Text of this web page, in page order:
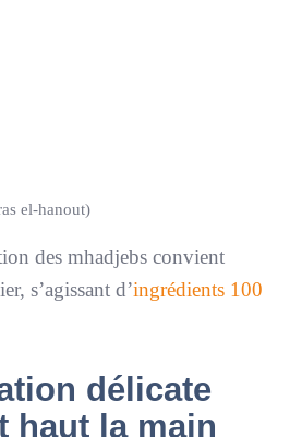
el-hanout)
des mhadjebs convient
s’agissant d’ingrédients 100
délicate
haut la main